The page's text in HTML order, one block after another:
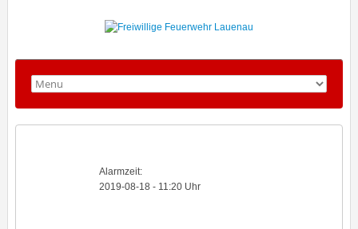
Alarmzeit:
2019-08-18 - 11:20 Uhr